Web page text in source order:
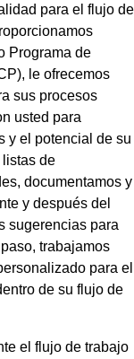
para el flujo de
Programa de
le ofrecemos
sus procesos
usted para
y el potencial de su
de
documentamos y
y después del
sugerencias para
trabajamos
para el
de su flujo de
el flujo de trabajo